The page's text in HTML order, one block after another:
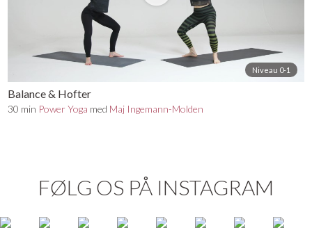
Niveau 0-1
Balance & Hofter
30 min Power Yoga med Maj Ingemann-Molden
FØLG OS PÅ INSTAGRAM